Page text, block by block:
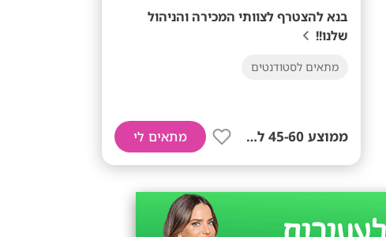
בנא להצטרף לצוותי המכירה והניהול
שלנו!!
מתאים לסטודנטים
ממוצע 45-60 לשעה! מתאים לי